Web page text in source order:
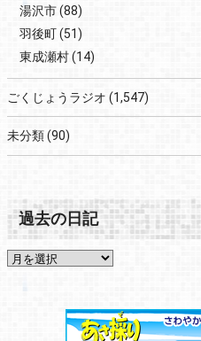
湯沢市(88)
羽後町(51)
東成瀬村(14)
ごくじょうラジオ (1,547)
未分類(90)
過去の日記